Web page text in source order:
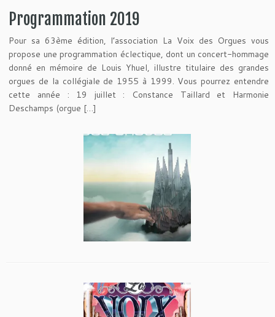
Programmation 2019
Pour sa 63ème édition, l’association La Voix des Orgues vous
propose une programmation éclectique, dont un concert-hommage
donné en mémoire de Louis Yhuel, illustre titulaire des grandes
orgues de la collégiale de 1955 à 1999. Vous pourrez entendre
cette année : 19 juillet : Constance Taillard et Harmonie
Deschamps (orgue […]